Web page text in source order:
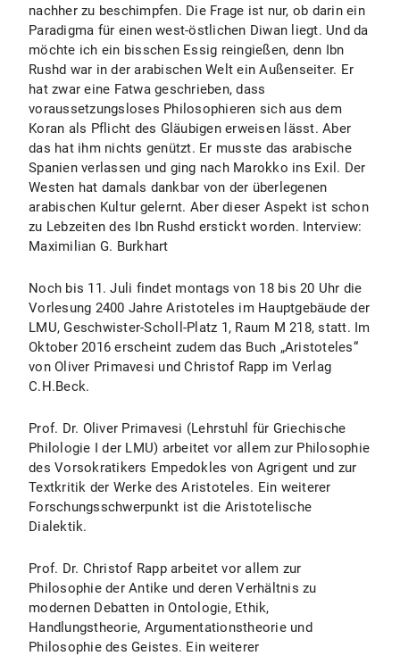
nachher zu beschimpfen. Die Frage ist nur, ob darin ein
Paradigma für einen west-östlichen Diwan liegt. Und da
möchte ich ein bisschen Essig reingießen, denn Ibn
Rushd war in der arabischen Welt ein Außenseiter. Er
hat zwar eine Fatwa geschrieben, dass
voraussetzungsloses Philosophieren sich aus dem
Koran als Pflicht des Gläubigen erweisen lässt. Aber
das hat ihm nichts genützt. Er musste das arabische
Spanien verlassen und ging nach Marokko ins Exil. Der
Westen hat damals dankbar von der überlegenen
arabischen Kultur gelernt. Aber dieser Aspekt ist schon
zu Lebzeiten des Ibn Rushd erstickt worden. Interview:
Maximilian G. Burkhart
Noch bis 11. Juli findet montags von 18 bis 20 Uhr die
Vorlesung 2400 Jahre Aristoteles im Hauptgebäude der
LMU, Geschwister-Scholl-Platz 1, Raum M 218, statt. Im
Oktober 2016 erscheint zudem das Buch „Aristoteles“
von Oliver Primavesi und Christof Rapp im Verlag
C.H.Beck.
Prof. Dr. Oliver Primavesi (Lehrstuhl für Griechische
Philologie I der LMU) arbeitet vor allem zur Philosophie
des Vorsokratikers Empedokles von Agrigent und zur
Textkritik der Werke des Aristoteles. Ein weiterer
Forschungsschwerpunkt ist die Aristotelische
Dialektik.
Prof. Dr. Christof Rapp arbeitet vor allem zur
Philosophie der Antike und deren Verhältnis zu
modernen Debatten in Ontologie, Ethik,
Handlungstheorie, Argumentationstheorie und
Philosophie des Geistes. Ein weiterer